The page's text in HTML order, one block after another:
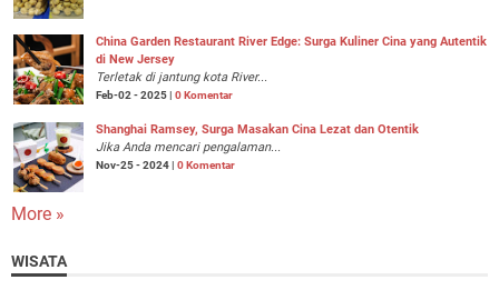
China Garden Restaurant River Edge: Surga Kuliner Cina yang Autentik
di New Jersey
Terletak di jantung kota River...
Feb-02 - 2025 | 0 Komentar
Shanghai Ramsey, Surga Masakan Cina Lezat dan Otentik
Jika Anda mencari pengalaman...
Nov-25 - 2024 | 0 Komentar
More »
WISATA